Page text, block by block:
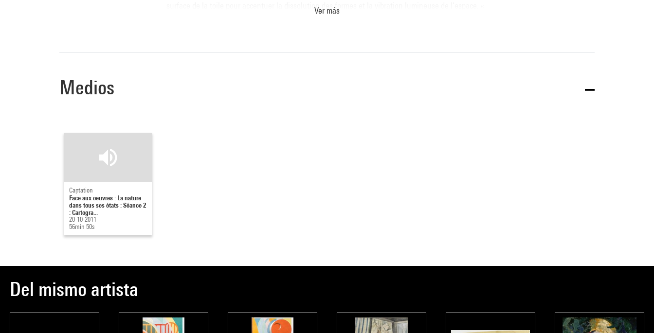
surface de la toile pour accentuer la dissolution des formes et la vibration lumineuse de l’espace. «
Ver más
Medios
Captation
Face aux oeuvres : La nature
dans tous ses états : Séance 2
: Cartogra...
20-10-2011
56min 50s
Del mismo artista